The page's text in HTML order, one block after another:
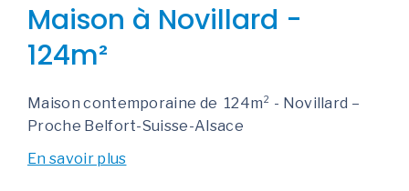
Maison à Novillard -
124m²
Maison contemporaine de 124m² - Novillard –
Proche Belfort-Suisse-Alsace
En savoir plus